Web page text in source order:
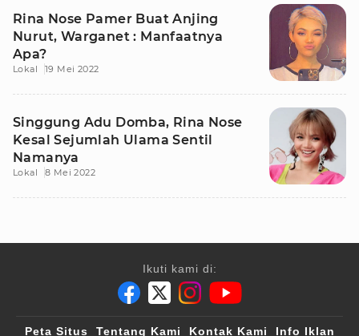
Rina Nose Pamer Buat Anjing
Nurut, Warganet : Manfaatnya
Apa?
Lokal 19 Mei 2022
Singgung Adu Domba, Rina Nose
Kesal Sejumlah Ulama Sentil
Namanya
Lokal 8 Mei 2022
Ikuti kami di:
Peta Situs Tentang Kami Kontak Kami Info Iklan